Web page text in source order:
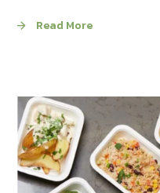
Read More